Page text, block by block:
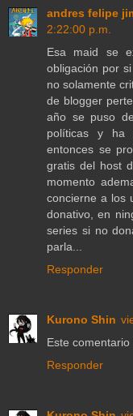
andres felipe
2:22:00 p.m.
Esa maid se
obligación por
no solamente
de blogger
año se puso
políticas y ha
entonces se
gratis del host
momento
concierne a los
donativo, en
series si no
parla...
Responder
Kurono Shin
Este
Responder